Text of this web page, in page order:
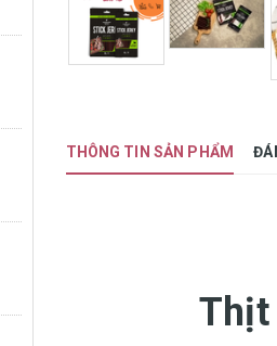
THÔNG TIN SẢN PHẨM
Thịt